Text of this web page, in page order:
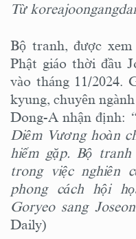
Từ
Bộ tranh, được
Phật giáo thời đầu
vào tháng 11/2024.
kyung, chuyên
Dong-A nhận định:
Diêm Vương hoàn
hiếm gặp. Bộ
trong việc nghiên
phong cách hội
Goryeo sang
Daily)